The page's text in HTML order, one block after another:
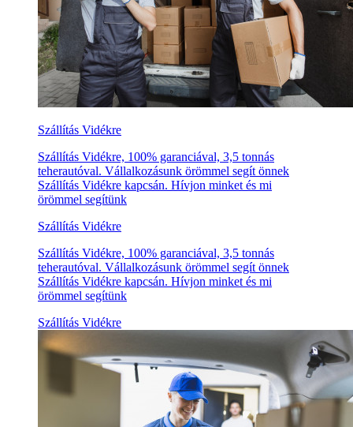
Szállítás Vidékre
Szállítás Vidékre, 100% garanciával, 3,5 tonnás
teherautóval. Vállalkozásunk örömmel segít önnek
Szállítás Vidékre kapcsán. Hívjon minket és mi
örömmel segítünk
Szállítás Vidékre
Szállítás Vidékre, 100% garanciával, 3,5 tonnás
teherautóval. Vállalkozásunk örömmel segít önnek
Szállítás Vidékre kapcsán. Hívjon minket és mi
örömmel segítünk
Szállítás Vidékre